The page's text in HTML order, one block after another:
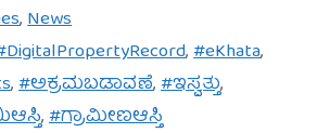
,News
,#eKhata,
,#ಅಕ್ರಮಬಡಾವಣೆ,#ಇಸ್ವತ್ತು,
,#ಗ್ರಾಮೀಣಆಸ್ತಿ